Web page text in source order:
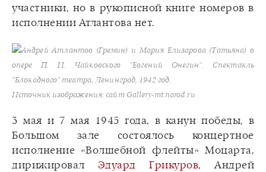
участники, но в рукописной книге номеров в
исполнении Атлантова нет.
Андрей Атлантов (Гремин) и Мария Елизарова (Татьяна) в
опере П. И. Чайковского "Евгений Онегин". Спектакль
"Блокадного" театра, Ленинград, 1942 год.
Источник изображения: сайт Gallery-mt.narod.ru
3 мая и 7 мая 1945 года, в канун победы, в
Большом зале состоялось концертное
исполнение «Волшебной флейты» Моцарта,
дирижировал Эдуард Грикуров, Андрей